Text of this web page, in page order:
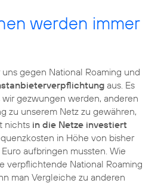
werden immer
gegen National Roaming und
aus. Es
wir gezwungen werden, anderen
zu unserem Netz zu gewähren,
nichts in die Netze investiert
in Höhe von bisher
aufbringen mussten. Wie
verpflichtende National Roaming
man Vergleiche zu anderen